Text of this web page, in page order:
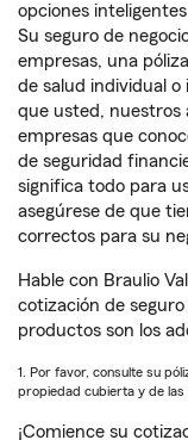
opciones
Su seguro de
empresas, una
de salud individual o
que usted, nuestros
empresas que
de seguridad
significa todo para
asegúrese de que
correctos para su
Hable con Braulio
cotización de
productos son los
1. Por favor, consulte su
propiedad cubierta y de las
¡Comience su